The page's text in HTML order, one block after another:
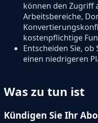
können den Zugriff
Arbeitsbereiche,
kostenpflichtige
Entscheiden Sie,
einen niedrigeren
Was zu tun ist
Kündigen Sie Ihr